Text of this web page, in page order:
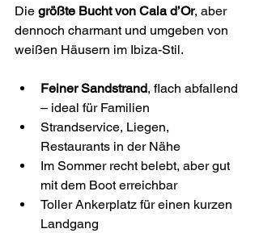
Die größte Bucht von Cala d’Or, aber
dennoch charmant und umgeben von
weißen Häusern im Ibiza-Stil.
Feiner Sandstrand, flach abfallend
– ideal für Familien
Strandservice, Liegen,
Restaurants in der Nähe
Im Sommer recht belebt, aber gut
mit dem Boot erreichbar
Toller Ankerplatz für einen kurzen
Landgang